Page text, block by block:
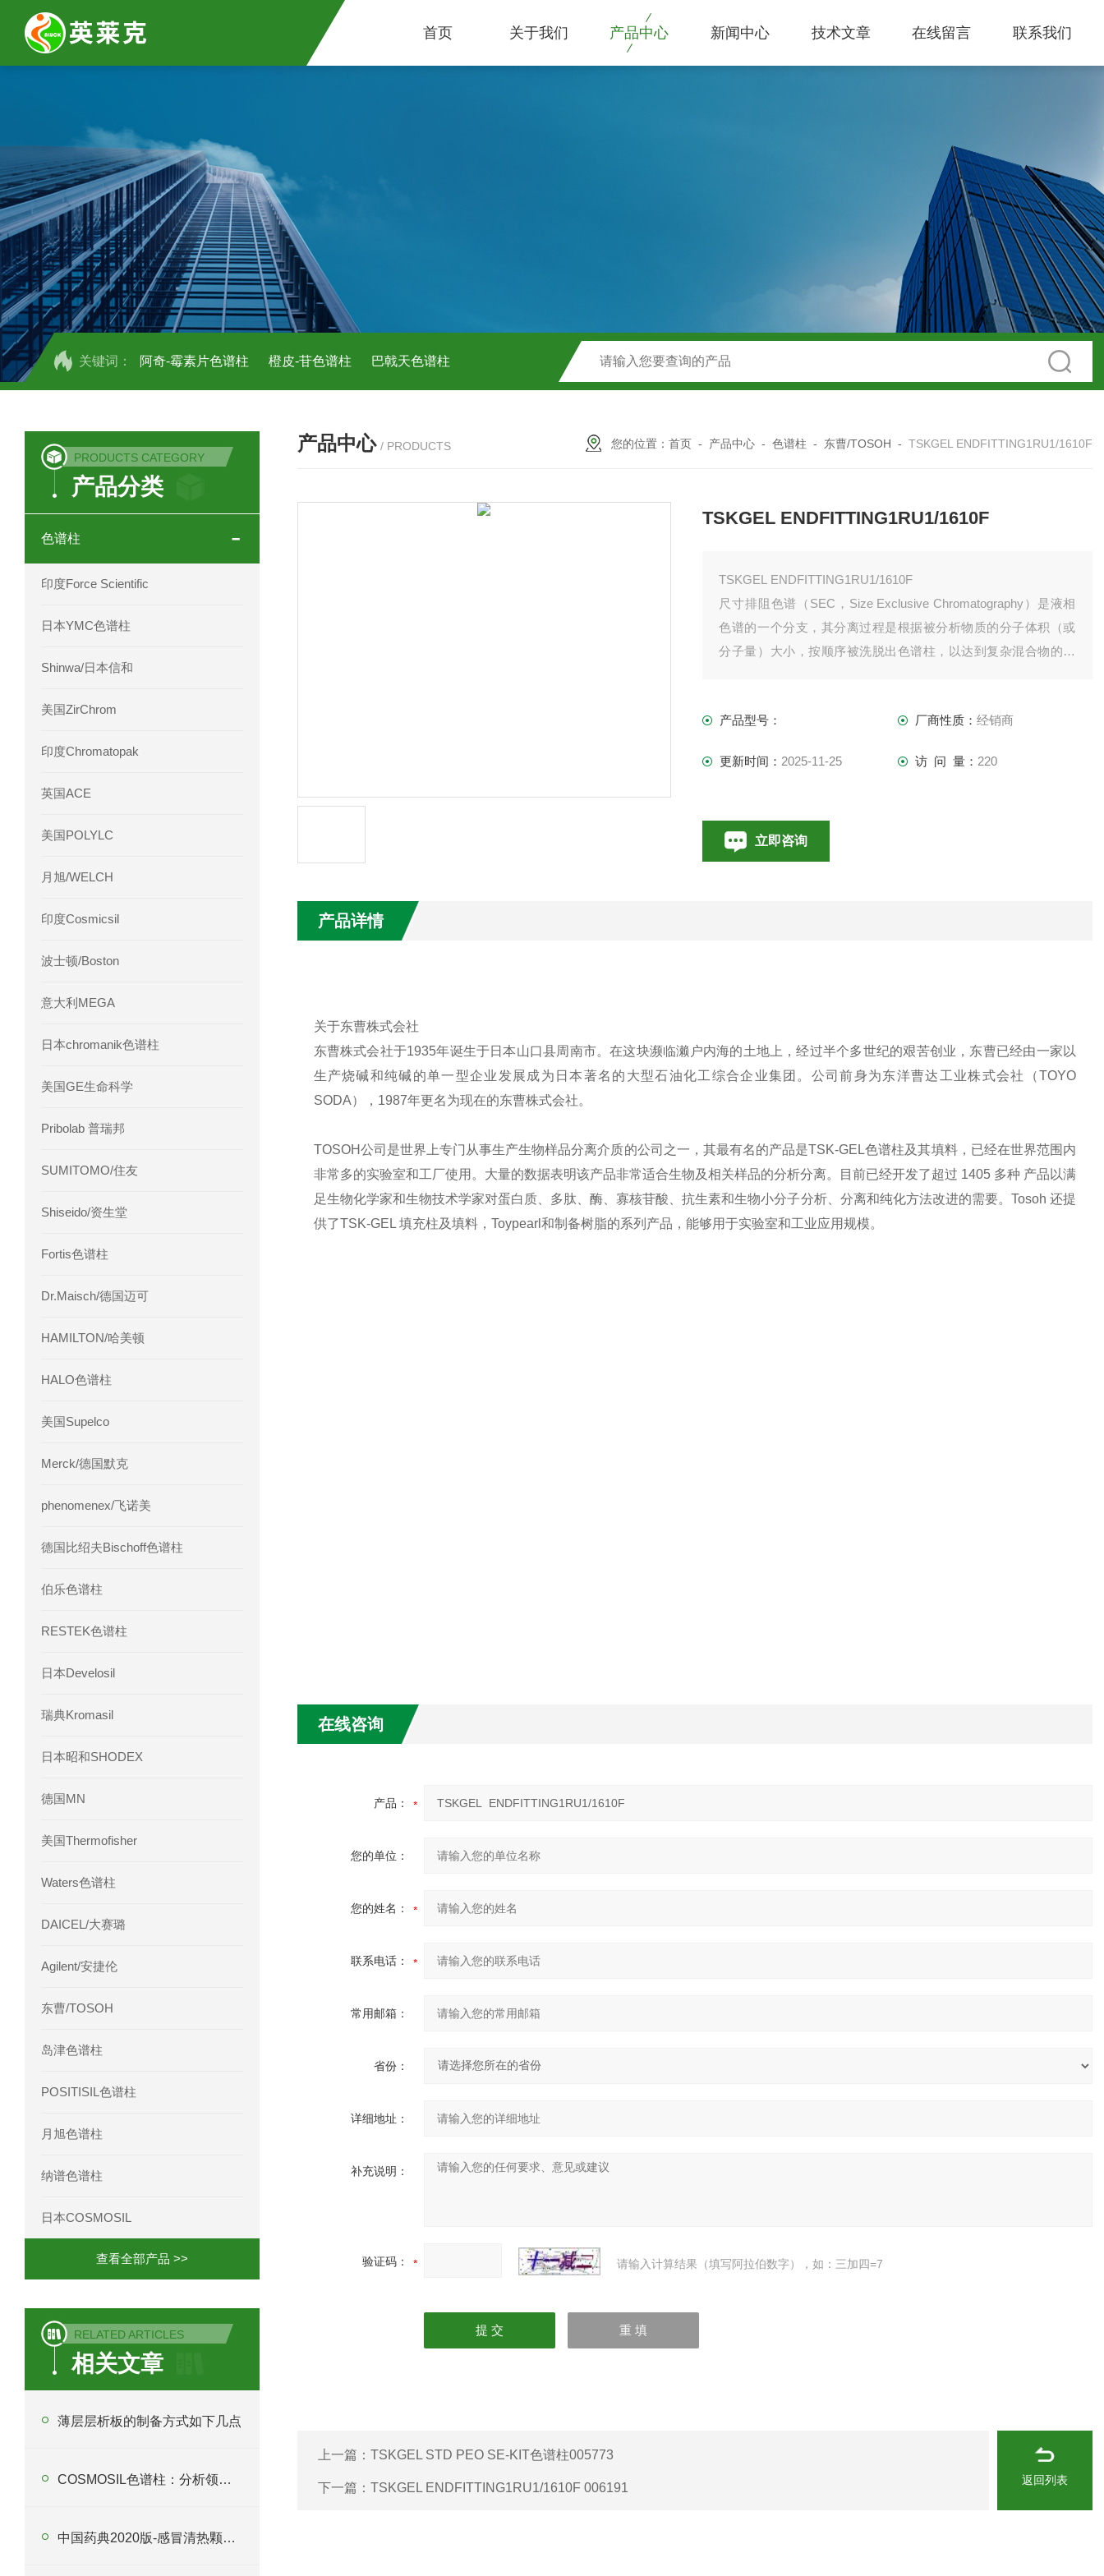
首页 关于我们 产品中心 新闻中心 技术文章 在线留言 联系我们
关键词： 阿奇-霉素片色谱柱 橙皮-苷色谱柱 巴戟天色谱柱
COSMOSIL 1.8PBr五溴苯基色谱柱 COSMOSIL 1.8PBr色谱柱
菟丝子 柠檬黄色谱柱
印度Force Scientific Rubitas色谱柱
PRODUCTS CATEGORY
产品分类
色谱柱
印度Force Scientific
日本YMC色谱柱
Shinwa/日本信和
美国ZirChrom
印度Chromatopak
英国ACE
美国POLYLC
月旭/WELCH
印度Cosmicsil
波士顿/Boston
意大利MEGA
日本chromanik色谱柱
美国GE生命科学
Pribolab 普瑞邦
SUMITOMO/住友
Shiseido/资生堂
Fortis色谱柱
Dr.Maisch/德国迈可
HAMILTON/哈美顿
HALO色谱柱
美国Supelco
Merck/德国默克
phenomenex/飞诺美
德国比绍夫Bischoff色谱柱
伯乐色谱柱
RESTEK色谱柱
日本Develosil
瑞典Kromasil
日本昭和SHODEX
德国MN
美国Thermofisher
Waters色谱柱
DAICEL/大赛璐
Agilent/安捷伦
东曹/TOSOH
岛津色谱柱
POSITISIL色谱柱
月旭色谱柱
纳谱色谱柱
日本COSMOSIL
查看全部产品 >>
RELATED ARTICLES
相关文章
薄层层析板的制备方式如下几点
COSMOSIL色谱柱：分析领域的好选择
中国药典2020版-感冒清热颗粒含量的测定
产品中心 / PRODUCTS 您的位置： 首页 - 产品中心 - 色谱柱 - 东曹/TOSOH - TSKGEL ENDFITTING1RU1/1610F
TSKGEL ENDFITTING1RU1/1610F
TSKGEL ENDFITTING1RU1/1610F
尺寸排阻色谱（SEC，Size Exclusive Chromatography）是液相
色谱的一个分支，其分离过程是根据被分析物质的分子体积（或
分子量）大小，按顺序被洗脱出色谱柱，以达到复杂混合物的分
产品型号： 厂商性质： 经销商
更新时间： 2025-11-25 访 问 量： 220
立即咨询
产品详情
关于东曹株式会社
东曹株式会社于1935年诞生于日本山口县周南市。在这块濒临濑户内海的土地上，经过半个多世纪的艰苦创业，东曹已经由一家以
生产烧碱和纯碱的单一型企业发展成为日本著名的大型石油化工综合企业集团。公司前身为东洋曹达工业株式会社（TOYO
SODA），1987年更名为现在的东曹株式会社。
TOSOH公司是世界上专门从事生产生物样品分离介质的公司之一，其最有名的产品是TSK-GEL色谱柱及其填料，已经在世界范围内
非常多的实验室和工厂使用。大量的数据表明该产品非常适合生物及相关样品的分析分离。目前已经开发了超过 1405 多种 产品以满
足生物化学家和生物技术学家对蛋白质、多肽、酶、寡核苷酸、抗生素和生物小分子分析、分离和纯化方法改进的需要。Tosoh 还提
供了TSK-GEL 填充柱及填料，Toypearl和制备树脂的系列产品，能够用于实验室和工业应用规模。
在线咨询
产品：
您的单位：
您的姓名：
联系电话：
常用邮箱：
省份：
详细地址：
补充说明：
验证码： 请输入计算结果（填写阿拉伯数字），如：三加四=7
上一篇： TSKGEL STD PEO SE-KIT色谱柱005773
下一篇： TSKGEL ENDFITTING1RU1/1610F 006191
返回列表